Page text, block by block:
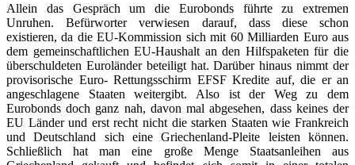
Allein das Gespräch um die Eurobonds führte zu extremen
Unruhen. Befürworter verwiesen darauf, dass diese schon
existieren, da die EU-Kommission sich mit 60 Milliarden Euro aus
dem gemeinschaftlichen EU-Haushalt an den Hilfspaketen für die
überschuldeten Euroländer beteiligt hat. Darüber hinaus nimmt der
provisorische Euro- Rettungsschirm EFSF Kredite auf, die er an
angeschlagene Staaten weitergibt. Also ist der Weg zu dem
Eurobonds doch ganz nah, davon mal abgesehen, dass keines der
EU Länder und erst recht nicht die starken Staaten wie Frankreich
und Deutschland sich eine Griechenland-Pleite leisten können.
Schließlich hat man eine große Menge Staatsanleihen aus